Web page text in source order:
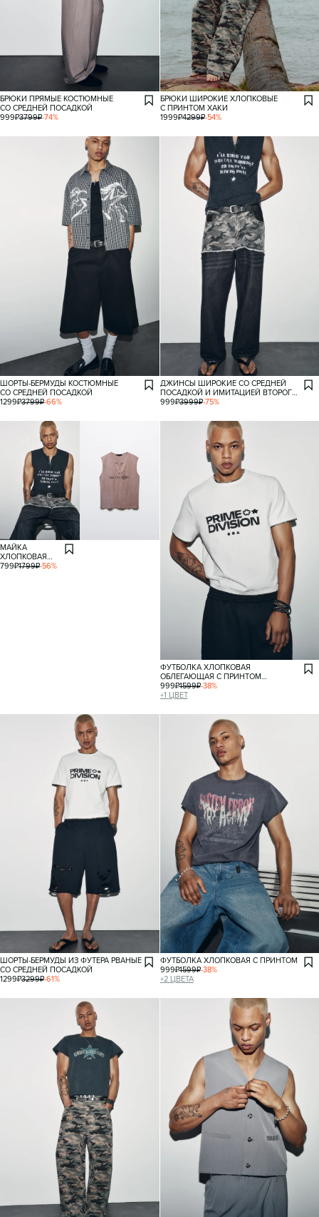
БРЮКИ ПРЯМЫЕ КОСТЮМНЫЕ
СО СРЕДНЕЙ ПОСАДКОЙ
999₽3799₽-74%
БРЮКИ ШИРОКИЕ ХЛОПКОВЫЕ
С ПРИНТОМ ХАКИ
1999₽4299₽-54%
ШОРТЫ-БЕРМУДЫ КОСТЮМНЫЕ
СО СРЕДНЕЙ ПОСАДКОЙ
1299₽3799₽-66%
ДЖИНСЫ ШИРОКИЕ СО СРЕДНЕЙ
ПОСАДКОЙ И ИМИТАЦИЕЙ ВТОРОГО
СЛОЯ
999₽3999₽-75%
МАЙКА
ХЛОПКОВАЯ
С ПРИНТОМ
799₽1799₽-56%
ФУТБОЛКА ХЛОПКОВАЯ
ОБЛЕГАЮЩАЯ С ПРИНТОМ
И КАНТОМ
999₽1599₽-38%
+1 ЦВЕТ
ШОРТЫ-БЕРМУДЫ ИЗ ФУТЕРА РВАНЫЕ
СО СРЕДНЕЙ ПОСАДКОЙ
1299₽3299₽-61%
ФУТБОЛКА ХЛОПКОВАЯ С ПРИНТОМ
999₽1599₽-38%
+2 ЦВЕТА